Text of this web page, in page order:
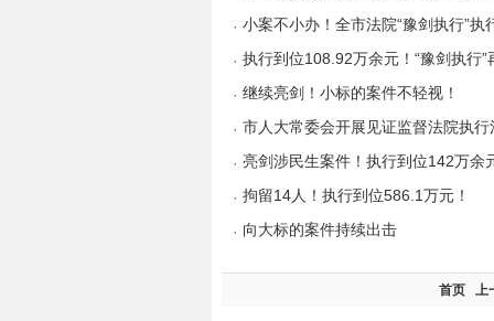
· 小案不小办！全市法院“豫剑执行”执
· 执行到位108.92万余元！“豫剑执行”
· 继续亮剑！小标的案件不轻视！
· 市人大常委会开展见证监督法院执行
· 亮剑涉民生案件！执行到位142万余
· 拘留14人！执行到位586.1万元！
· 向大标的案件持续出击
首页 上